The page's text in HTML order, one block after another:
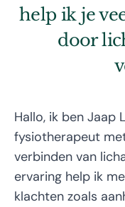
help ik je
door
Hallo, ik ben Jaap
fysiotherapeut
verbinden van
ervaring help ik
klachten zoals